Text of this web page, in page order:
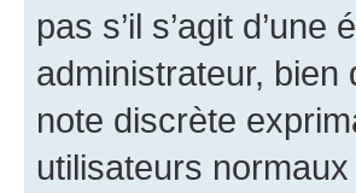
pas s’il s’agit
administrateur, bien
note discrète
utilisateurs